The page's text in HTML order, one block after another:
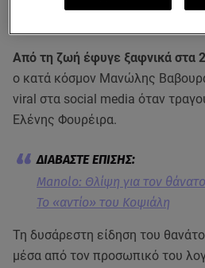
Από τη ζωή έφυγε ξαφνικά στα
ο κατά κόσμον Μανώλης
viral στα social media όταν
Ελένης Φουρέιρα.
Manolo: Θλίψη για τον
Το «αντίο» του Κοψιάλη
Τη δυσάρεστη είδηση του
μέσα από τον προσωπικό του